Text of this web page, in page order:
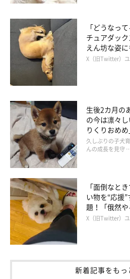
も教えていただきました。
飼い主さん：
「うちは病院以外のメンテナンスは
ンシップが大切ですかね。3頭の風呂
かります。
全員生後2カ月目からずっと一緒で、
く、お留守番は最長でも10時間まで
ルもみんな決まっています。
また、ボルゾイくらい大きい犬だと
がかかるので、体重管理には気を配
すいといわれている胃捻転にも気を
3頭の性格や性質を見極め、大切に向
飼い主さんの投稿では、愛犬たちと
「どうなっ
チュアダッ
えん坊な姿
X（旧Twitter）
生後2カ月の
の今は凛々
りくりおめ
久しぶりの子犬
んの成長を見守
「面倒なと
い物を“応援
題！「俄然
X（旧Twitter）
新着記事をもっ